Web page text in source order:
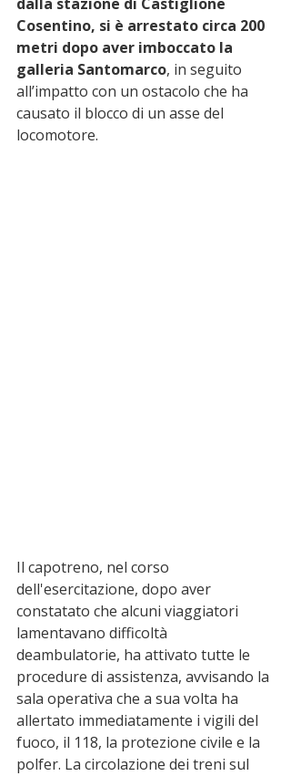
Cosentino, si è arrestato circa 200
metri dopo aver imboccato la
galleria Santomarco, in seguito
all’impatto con un ostacolo che ha
causato il blocco di un asse del
locomotore.
Il capotreno, nel corso
dell'esercitazione, dopo aver
constatato che alcuni viaggiatori
lamentavano difficoltà
deambulatorie, ha attivato tutte le
procedure di assistenza, avvisando la
sala operativa che a sua volta ha
allertato immediatamente i vigili del
fuoco, il 118, la protezione civile e la
polfer. La circolazione dei treni sul